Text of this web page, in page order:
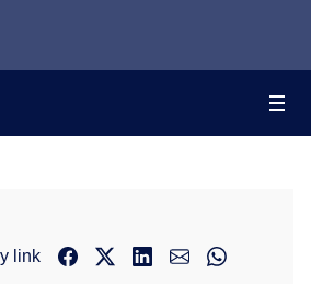
link